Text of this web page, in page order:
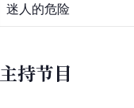
迷人的危险
主持节目